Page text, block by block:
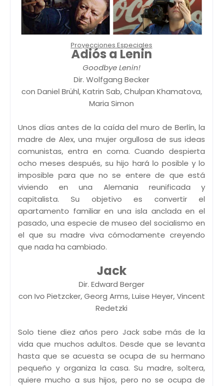
Proyecciones Especiales
Adiós a Lenin
Goodbye Lenin!
Dir. Wolfgang Becker
con Daniel Brühl, Katrin Sab, Chulpan Khamatova,
Maria Simon
Unos días antes de la caída del muro de Berlín, la
madre de Alex, una mujer orgullosa de sus ideas
comunistas, entra en coma. Cuando despierta
ocho meses después, su hijo hará lo posible y lo
imposible para que no se entere de que está
viviendo en una Alemania reunificada y
capitalista. Su objetivo es convertir el
apartamento familiar en una isla anclada en el
pasado, una especie de museo del socialismo en
el que su madre viva cómodamente creyendo
que nada ha cambiado.
Jack
Dir. Edward Berger
con Ivo Pietzcker, Georg Arms, Luise Heyer, Vincent
Redetzki
Solo tiene diez años pero Jack sabe más de la
vida que muchos adultos. Desde que se levanta
hasta que se acuesta se ocupa de su hermano
pequeño y organiza la casa. Su madre, soltera,
quiere mucho a sus hijos, pero no se ocupa de